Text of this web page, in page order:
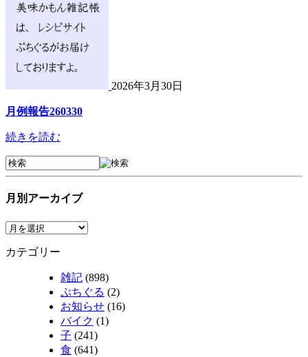
2026年3月30日
月例報告260330
続きを読む
月別アーカイブ
カテゴリー
雑記 (898)
ぷちぐる (2)
お知らせ (16)
バイク (1)
子 (241)
食 (641)